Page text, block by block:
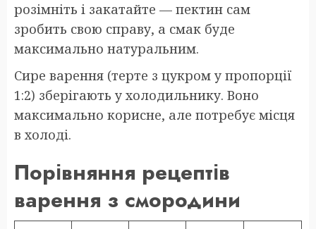
розімніть і закатайте — пектин сам
зробить свою справу, а смак буде
максимально натуральним.
Сире варення (терте з цукром у пропорції
1:2) зберігають у холодильнику. Воно
максимально корисне, але потребує місця
в холоді.
Порівняння рецептів
варення з смородини